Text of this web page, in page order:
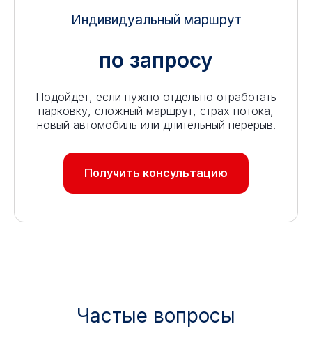
Индивидуальный маршрут
по запросу
Подойдет, если нужно отдельно отработать
парковку, сложный маршрут, страх потока,
новый автомобиль или длительный перерыв.
Получить консультацию
Частые вопросы